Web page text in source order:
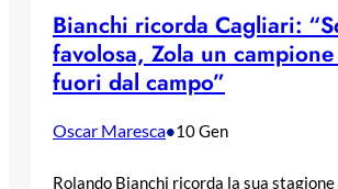
Bianchi ricorda Cagliari:
favolosa, Zola un
fuori dal campo”
Oscar Maresca•10 Gen
Rolando Bianchi ricorda la sua